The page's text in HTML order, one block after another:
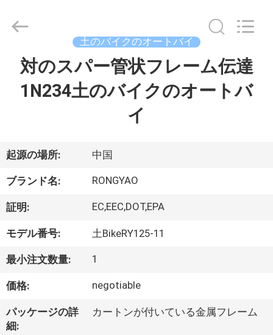
ダ
ク
ト
私
に
つ
Shanghai
Rongyao
Reserved.
土のバイクのオートバイ
対のスパー管状フレーム伝達
1N234土のバイクのオートバ
イ
起源の場所: 中国
ブランド名: RONGYAO
証明: EC,EEC,DOT,EPA
モデル番号: 土BikeRY125-11
最小注文数量: 1
価格: negotiable
パッケージの詳
細:
カートンが付いている金属フレーム